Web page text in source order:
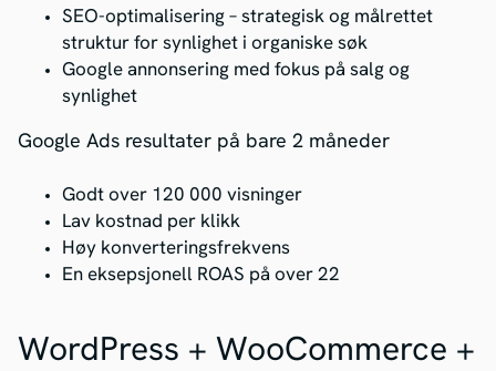
SEO-optimalisering – strategisk og målrettet
struktur for synlighet i organiske søk
Google annonsering med fokus på salg og
synlighet
Google Ads resultater på bare 2 måneder
Godt over 120 000 visninger
Lav kostnad per klikk
Høy konverteringsfrekvens
En eksepsjonell ROAS på over 22
WordPress + WooCommerce +